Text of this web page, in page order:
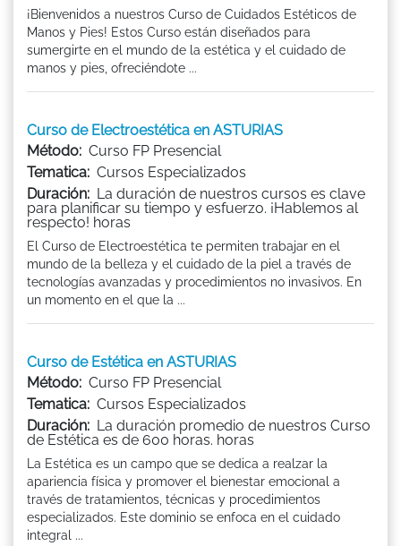
¡Bienvenidos a nuestros Curso de Cuidados Estéticos de
Manos y Pies! Estos Curso están diseñados para
sumergirte en el mundo de la estética y el cuidado de
manos y pies, ofreciéndote ...
Curso de Electroestética en ASTURIAS
Método: Curso FP Presencial
Tematica: Cursos Especializados
Duración: La duración de nuestros cursos es clave
para planificar su tiempo y esfuerzo. ¡Hablemos al
respecto! horas
El Curso de Electroestética te permiten trabajar en el
mundo de la belleza y el cuidado de la piel a través de
tecnologías avanzadas y procedimientos no invasivos. En
un momento en el que la ...
Curso de Estética en ASTURIAS
Método: Curso FP Presencial
Tematica: Cursos Especializados
Duración: La duración promedio de nuestros Curso
de Estética es de 600 horas. horas
La Estética es un campo que se dedica a realzar la
apariencia física y promover el bienestar emocional a
través de tratamientos, técnicas y procedimientos
especializados. Este dominio se enfoca en el cuidado
integral ...